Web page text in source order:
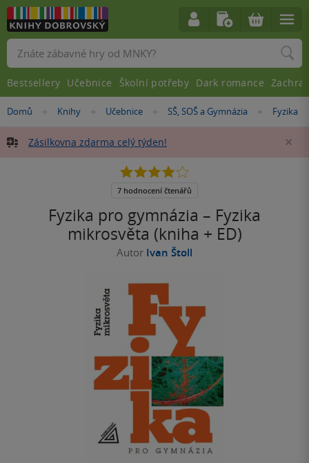
Nacházíte
zde:
Domů »
Knihy »
Učebnice »
SŠ, SOŠ a Gymnázia »Fyzika
Zásilkovna zdarma celý týden!
Fyzika pro gymnázia – Fyzika
mikrosvěta (kniha + ED)
Autor Ivan Štoll
3.9
5
7 hodnocení čtenářů
Vyhledávání
Bestsellery Učebnice Školní potřeby Dark romance